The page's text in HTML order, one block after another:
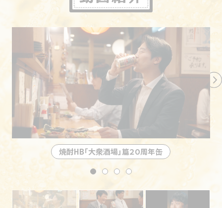
【京都「高田酒店」】祇園祭の賑わいを横目にはんなり
【東京「四方（よも）酒店」】 隅田の川風薫る浅草の角打
ち 2代目主人は「酒屋道一直線」
【東京「中村屋丸康酒店」】
品のいい酒飲みが集まる
「下町の摩天楼」日暮里駅東口の角打ち
【東京「飯島酒店」】
「我が家」と呼ばれる神楽坂の角打
ち
【大阪「イマナカ酒店」】店主兄弟のぶれない「神対応」
が人気 大阪・十三の角打ち
【東京「玉川屋酒店」】東京・浜松町、看板の灯りがつか
一杯やれる京都・伏見の角打ち
焼酎HB「大衆酒場」篇２０周年缶